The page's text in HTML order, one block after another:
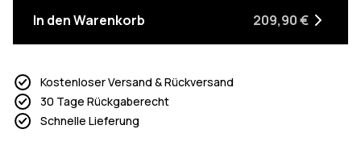
In den Warenkorb 209,90 €
Kostenloser Versand & Rückversand
30 Tage Rückgaberecht
Schnelle Lieferung